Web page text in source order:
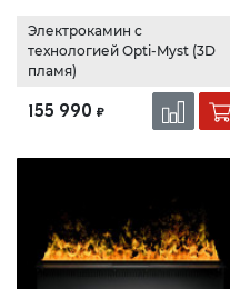
Электрокамин с
технологией Opti-Myst (3D
пламя)
155 990 ₽